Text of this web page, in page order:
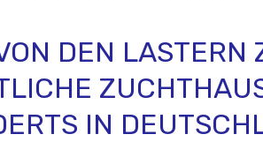
DEN LASTERN
IN